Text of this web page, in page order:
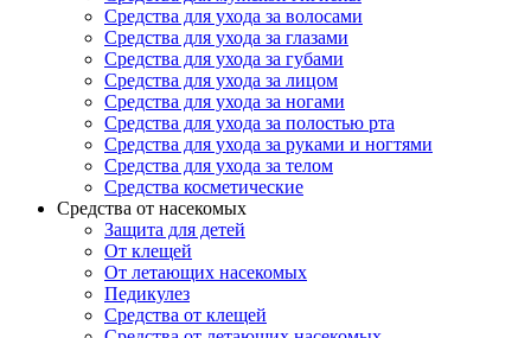
Средства для ухода за волосами
Средства для ухода за глазами
Средства для ухода за губами
Средства для ухода за лицом
Средства для ухода за ногами
Средства для ухода за полостью рта
Средства для ухода за руками и ногтями
Средства для ухода за телом
Средства косметические
Средства от насекомых
Защита для детей
От клещей
От летающих насекомых
Педикулез
Средства от клещей